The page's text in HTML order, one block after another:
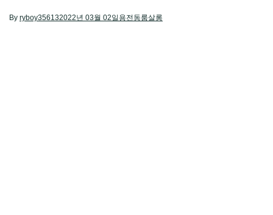
By ryboy356132022년 03월 02일 용전동룸살롱